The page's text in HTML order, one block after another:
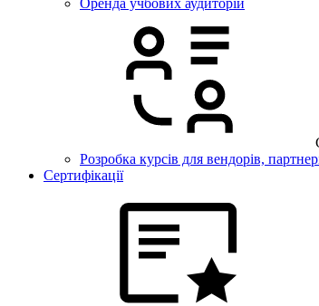
Оренда учбових аудиторій
Розробка курсів для вендорів,
Сертифікації